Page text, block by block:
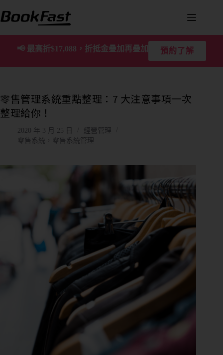
📢 最高折$17,088，折抵金疊加再疊加 預約了解
零售管理系統重點整理：7 大注意事項一次
整理給你！
2020 年 3 月 25 日
經營管理
零售系統，零售系統管理